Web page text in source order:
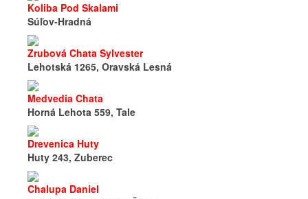
Koliba Pod Skalami
Súľov-Hradná
Zrubová Chata Sylvester
Lehotská 1265, Oravská Lesná
Medvedia Chata
Horná Lehota 559, Tale
Drevenica Huty
Huty 243, Zuberec
Chalupa Daniel